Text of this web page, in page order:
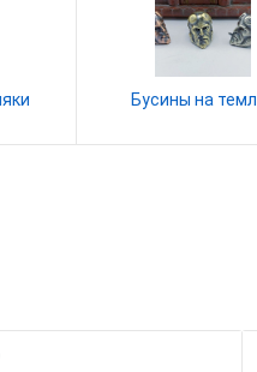
Бусины на